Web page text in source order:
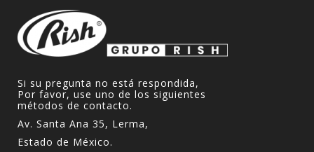
Si su pregunta no está respondida,
Por favor, use uno de los siguientes
métodos de contacto.
Av. Santa Ana 35, Lerma,
Estado de México.